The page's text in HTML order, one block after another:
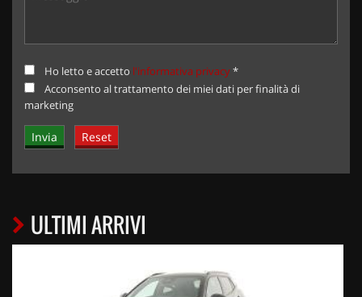
Ho letto e accetto l'informativa privacy*
Acconsento al trattamento dei miei dati per finalità di
marketing
ULTIMI ARRIVI